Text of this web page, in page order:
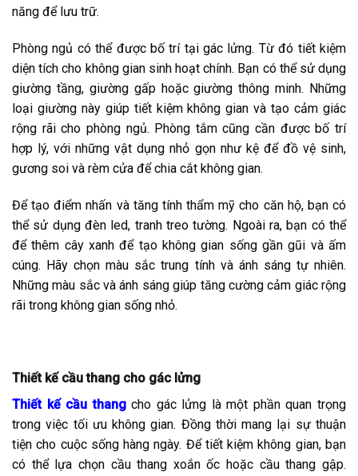
năng để lưu trữ.
Phòng ngủ có thể được bố trí tại gác lửng. Từ đó tiết kiệm
diện tích cho không gian sinh hoạt chính. Bạn có thể sử dụng
giường tầng, giường gấp hoặc giường thông minh. Những
loại giường này giúp tiết kiệm không gian và tạo cảm giác
rộng rãi cho phòng ngủ. Phòng tắm cũng cần được bố trí
hợp lý, với những vật dụng nhỏ gọn như kệ để đồ vệ sinh,
gương soi và rèm cửa để chia cắt không gian.
Để tạo điểm nhấn và tăng tính thẩm mỹ cho căn hộ, bạn có
thể sử dụng đèn led, tranh treo tường. Ngoài ra, bạn có thể
để thêm cây xanh để tạo không gian sống gần gũi và ấm
cúng. Hãy chọn màu sắc trung tính và ánh sáng tự nhiên.
Những màu sắc và ánh sáng giúp tăng cường cảm giác rộng
rãi trong không gian sống nhỏ.
Thiết kế cầu thang cho gác lửng
Thiết kế cầu thangcho gác lửng là một phần quan trọng
trong việc tối ưu không gian. Đồng thời mang lại sự thuận
tiện cho cuộc sống hàng ngày. Để tiết kiệm không gian, bạn
có thể lựa chọn cầu thang xoắn ốc hoặc cầu thang gập.